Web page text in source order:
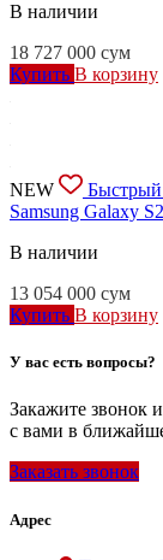
В наличии
18 727 000 сум
Купить В корзину
NEW
Samsung Galaxy
В наличии
13 054 000 сум
Купить В корзину
У вас есть вопросы?
Закажите звонок
с вами в
Заказать звонок
Адрес